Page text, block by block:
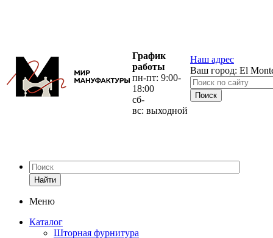
График
работы
пн-пт: 9:00-
18:00
сб-
вс: выходной
Наш адрес
Ваш город: El
Найти
Меню
Каталог
Шторная фурнитура